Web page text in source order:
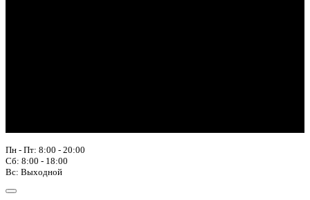
Пн - Пт: 8:00 - 20:00
Сб: 8:00 - 18:00
Вс: Выходной